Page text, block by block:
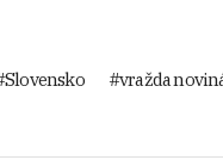
Slovensko
vražda